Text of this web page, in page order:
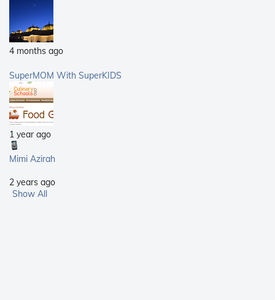
4 months ago
SuperMOM With SuperKIDS
1 year ago
Mimi Azirah
2 years ago
Show All